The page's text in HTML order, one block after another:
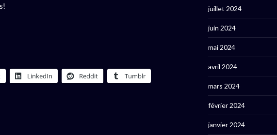
LinkedIn Reddit Tumblr
juillet 2024
juin 2024
mai 2024
avril 2024
mars 2024
février 2024
janvier 2024